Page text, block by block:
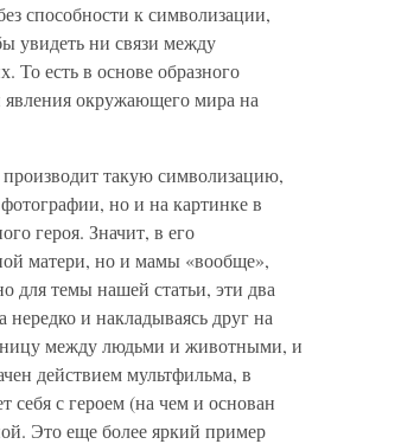
способности к символизации,
увидеть ни связи между
То есть в основе образного
окружающего мира на
такую символизацию,
но и на картинке в
героя. Значит, в его
матери, но и мамы «вообще»,
для темы нашей статьи, эти два
и накладываясь друг на
между людьми и животными, и
действием мультфильма, в
себя с героем (на чем и основан
Это еще более яркий пример